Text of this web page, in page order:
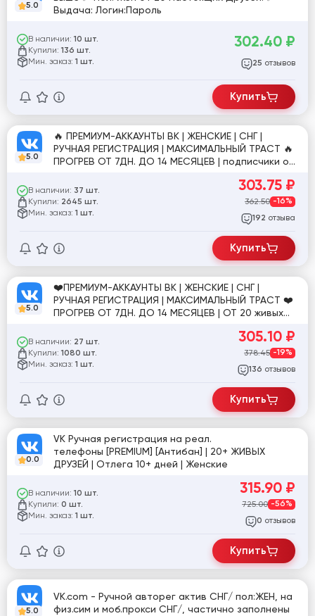
5.0
Выдача: Логин:Пароль
В наличии: 10 шт.
Купили: 136 шт.
Мин. заказ: 1 шт.
302.40 ₽
25 отзывов
Купить
5.0
🔥 ПРЕМИУМ-АККАУНТЫ ВК | ЖЕНСКИЕ | СНГ |
РУЧНАЯ РЕГИСТРАЦИЯ | МАКСИМАЛЬНЫЙ ТРАСТ 🔥
ПРОГРЕВ ОТ 7ДН. ДО 14 МЕСЯЦЕВ | подписчики от
В наличии: 37 шт.
Купили: 2645 шт.
Мин. заказ: 1 шт.
303.75 ₽
362.50 -16%
192 отзыва
Купить
5.0
❤️ПРЕМИУМ-АККАУНТЫ ВК | ЖЕНСКИЕ | СНГ |
РУЧНАЯ РЕГИСТРАЦИЯ | МАКСИМАЛЬНЫЙ ТРАСТ ❤️
ПРОГРЕВ ОТ 7ДН. ДО 14 МЕСЯЦЕВ | ОТ 20 живых
В наличии: 27 шт.
Купили: 1080 шт.
Мин. заказ: 1 шт.
305.10 ₽
378.45 -19%
136 отзывов
Купить
0.0
VK Ручная регистрация на реал.
телефоны [PREMIUM] [Антибан] | 20+ ЖИВЫХ
ДРУЗЕЙ | Отлега 10+ дней | Женские
В наличии: 10 шт.
Купили: 0 шт.
Мин. заказ: 1 шт.
315.90 ₽
725.00 -56%
0 отзывов
Купить
5.0
VK.com - Ручной авторег актив СНГ/ пол:ЖЕН, на
физ.сим и моб.прокси СНГ/, частично заполнены